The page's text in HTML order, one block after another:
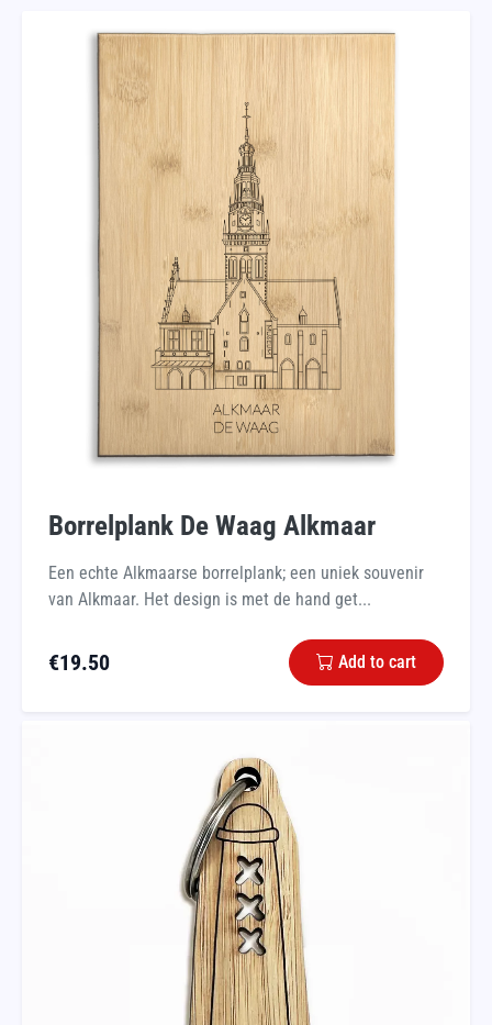
Borrelplank De Waag Alkmaar
Een echte Alkmaarse borrelplank; een uniek souvenir
van Alkmaar. Het design is met de hand get...
€19.50 Add to cart